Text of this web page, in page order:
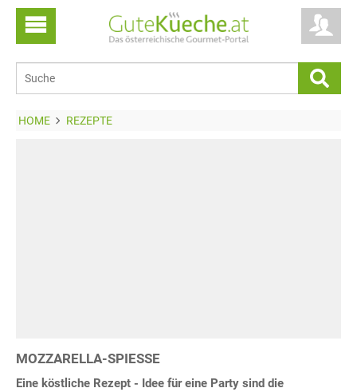
HOME REZEPTE
MOZZARELLA-SPIESSE
Eine köstliche Rezept - Idee für eine Party sind die